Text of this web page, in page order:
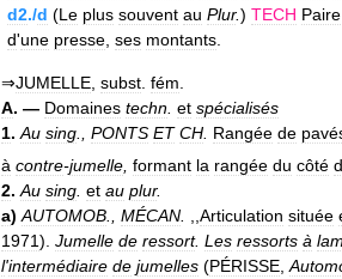
d2./d (Le plus souvent au Plur.) TECH Paire
d'une presse ses montants
⇒JUMELLE subst fém
A. — Domaines techn et spécialisés
1. Au sing PONTS ET CH Rangée de
à contre-jumelle formant la rangée du côté
2. Au sing et au plur.
a) AUTOMOB MÉCAN Articulation située
1971). Jumelle de ressort. Les ressorts à
l'intermédiaire de jumelles (PÉRISSE